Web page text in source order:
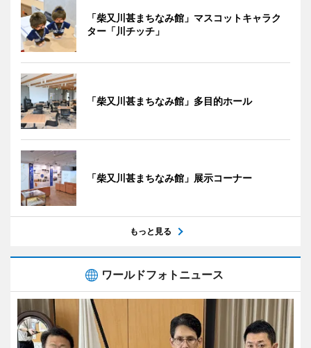
「柴又川甚まちなみ館」マスコットキャラク
ター「川チッチ」
「柴又川甚まちなみ館」多目的ホール
「柴又川甚まちなみ館」展示コーナー
もっと見る
ワールドフォトニュース